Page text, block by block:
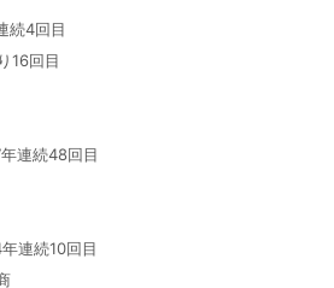
続4回目
16回目
連続48回目
連続10回目